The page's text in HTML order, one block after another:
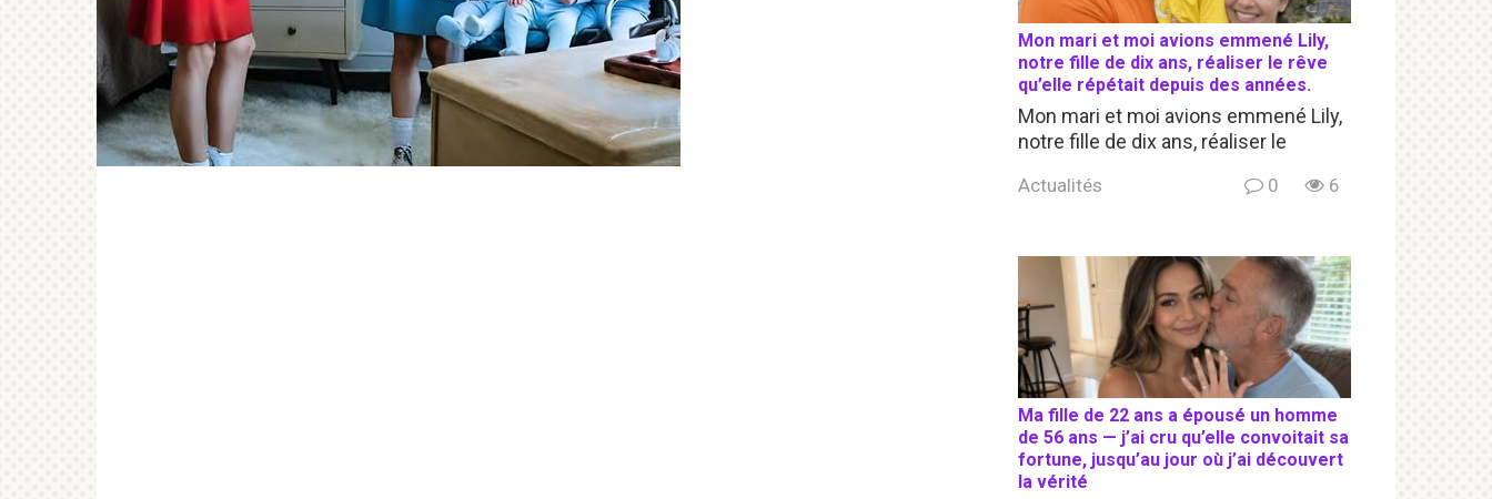
Mon mari et moi avions emmené Lily,
notre fille de dix ans, réaliser le rêve
qu’elle répétait depuis des années.
Mon mari et moi avions emmené Lily,
notre fille de dix ans, réaliser le
Actualités 0 6
Ma fille de 22 ans a épousé un homme
de 56 ans — j’ai cru qu’elle convoitait sa
fortune, jusqu’au jour où j’ai découvert
la vérité